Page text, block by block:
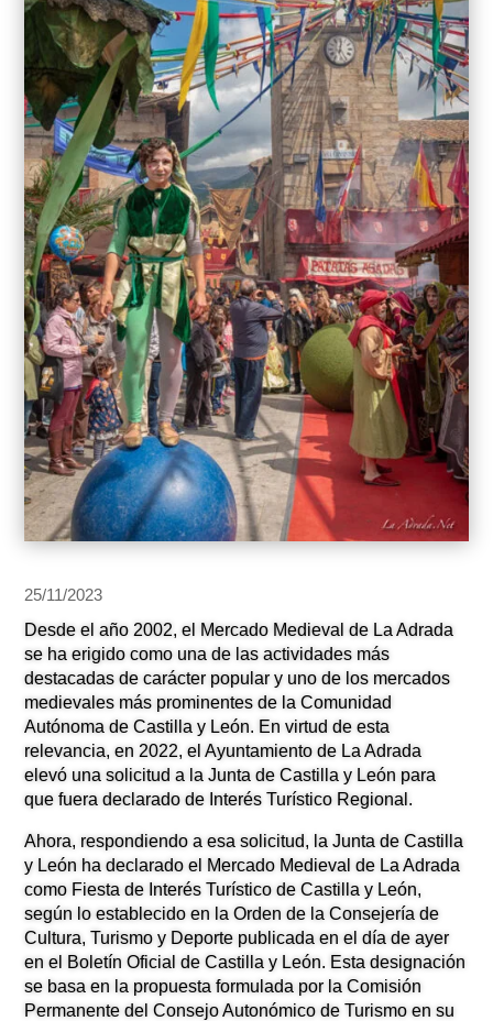
25/11/2023
Desde el año 2002, el Mercado Medieval de La Adrada
se ha erigido como una de las actividades más
destacadas de carácter popular y uno de los mercados
medievales más prominentes de la Comunidad
Autónoma de Castilla y León. En virtud de esta
relevancia, en 2022, el Ayuntamiento de La Adrada
elevó una solicitud a la Junta de Castilla y León para
que fuera declarado de Interés Turístico Regional.
Ahora, respondiendo a esa solicitud, la Junta de Castilla
y León ha declarado el Mercado Medieval de La Adrada
como Fiesta de Interés Turístico de Castilla y León,
según lo establecido en la Orden de la Consejería de
Cultura, Turismo y Deporte publicada en el día de ayer
en el Boletín Oficial de Castilla y León. Esta designación
se basa en la propuesta formulada por la Comisión
Permanente del Consejo Autonómico de Turismo en su